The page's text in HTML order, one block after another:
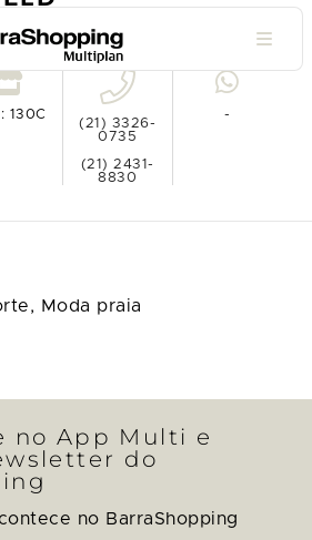
Ver no mapa
130C
(21) 3326-
0735
(21) 2431-
8830
-
Moda praia
no App Multi e
do
no BarraShopping